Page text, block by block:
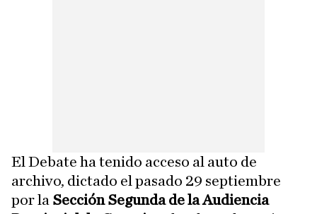
El Debate ha tenido acceso al auto de
archivo, dictado el pasado 29 septiembre
por la Sección Segunda de la Audiencia